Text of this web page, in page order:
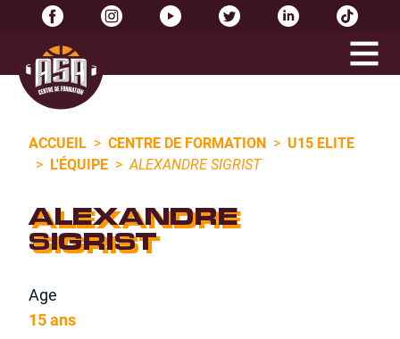
ACCUEIL > CENTRE DE FORMATION > U15 ELITE
> L'ÉQUIPE > ALEXANDRE SIGRIST
ALEXANDRE
SIGRIST
Age
15 ans